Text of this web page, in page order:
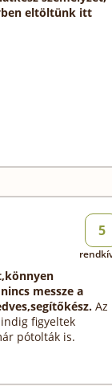
eltöltünk itt
messze a
Az
figyeltek
pótolták is.
5